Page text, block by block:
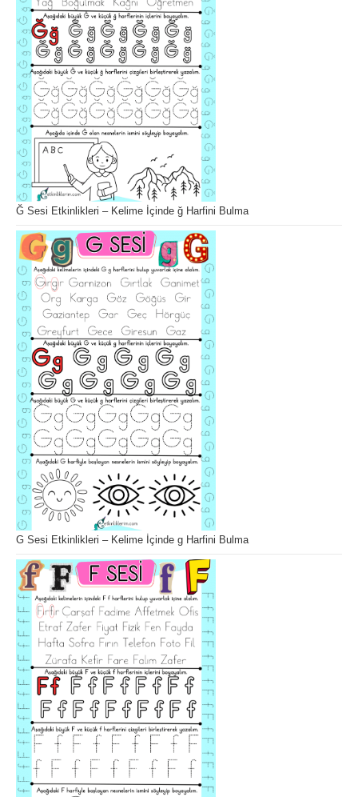
Ğ Sesi Etkinlikleri – Kelime İçinde ğ Harfini Bulma
G Sesi Etkinlikleri – Kelime İçinde g Harfini Bulma